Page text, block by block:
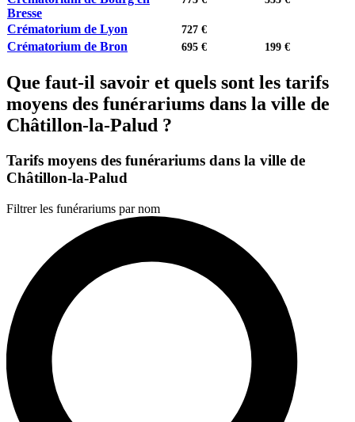
Bresse
Crématorium de Lyon 727 €
Crématorium de Bron 695 € 199 €
Que faut-il savoir et quels sont les tarifs
moyens des funérariums dans la ville de
Châtillon-la-Palud ?
Tarifs moyens des funérariums dans la ville de
Châtillon-la-Palud
Filtrer les funérariums par nom